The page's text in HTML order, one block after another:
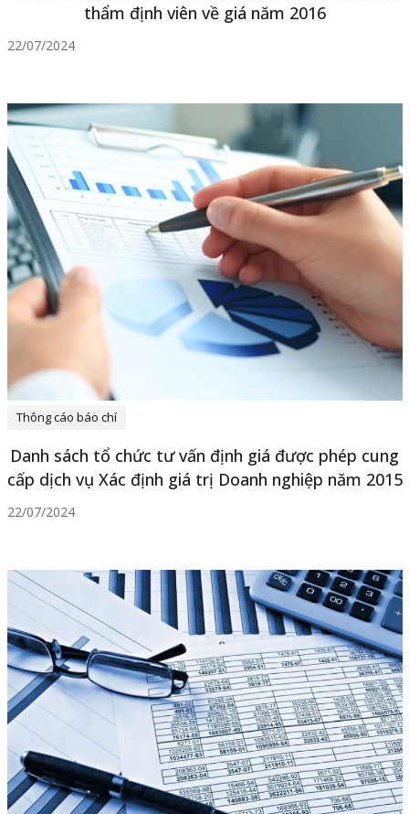
thẩm định viên về giá năm 2016
22/07/2024
Thông cáo báo chí
Danh sách tổ chức tư vấn định giá được phép cung
cấp dịch vụ Xác định giá trị Doanh nghiệp năm 2015
22/07/2024